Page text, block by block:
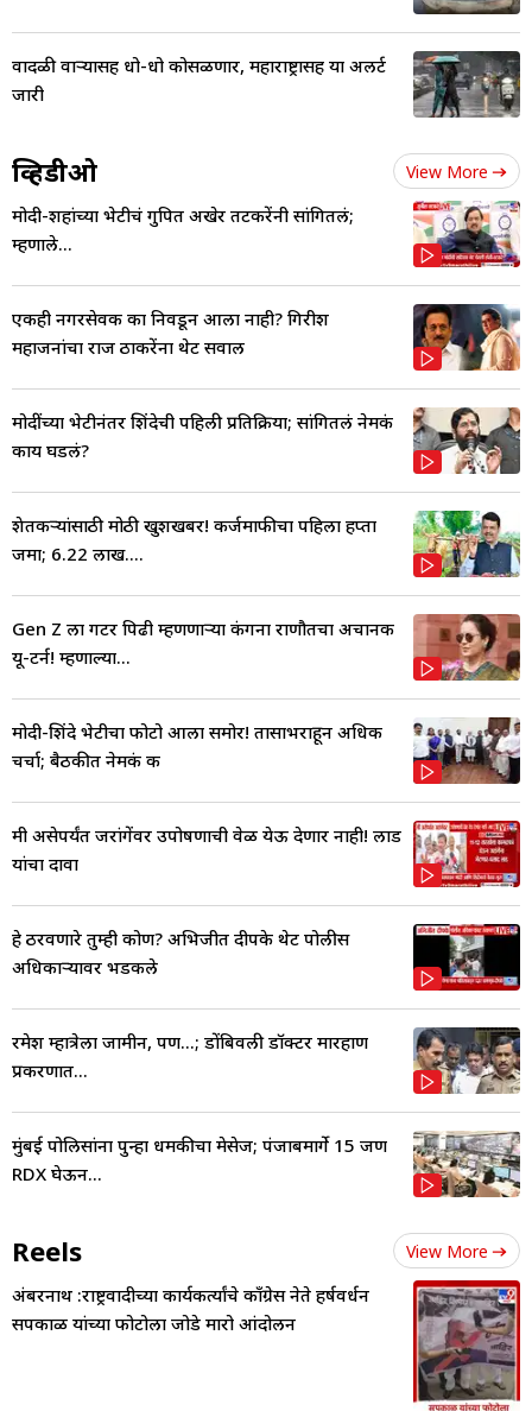
वादळी वाऱ्यासह धो-धो कोसळणार, महाराष्ट्रासह या अलर्ट
जारी
व्हिडीओ View More
मोदी-शहांच्या भेटीचं गुपित अखेर तटकरेंनी सांगितलं;
म्हणाले...
एकही नगरसेवक का निवडून आला नाही? गिरीश
महाजनांचा राज ठाकरेंना थेट सवाल
मोदींच्या भेटीनंतर शिंदेची पहिली प्रतिक्रिया; सांगितलं नेमकं
काय घडलं?
शेतकऱ्यांसाठी मोठी खुशखबर! कर्जमाफीचा पहिला हप्ता
जमा; 6.22 लाख....
Gen Z ला गटर पिढी म्हणणाऱ्या कंगना राणौतचा अचानक
यू-टर्न! म्हणाल्या...
मोदी-शिंदे भेटीचा फोटो आला समोर! तासाभराहून अधिक
चर्चा; बैठकीत नेमकं क
मी असेपर्यंत जरांगेंवर उपोषणाची वेळ येऊ देणार नाही! लाड
यांचा दावा
हे ठरवणारे तुम्ही कोण? अभिजीत दीपके थेट पोलीस
अधिकाऱ्यावर भडकले
रमेश म्हात्रेला जामीन, पण...; डोंबिवली डॉक्टर मारहाण
प्रकरणात...
मुंबई पोलिसांना पुन्हा धमकीचा मेसेज; पंजाबमार्गे 15 जण
RDX घेऊन...
Reels View More
अंबरनाथ :राष्ट्रवादीच्या कार्यकर्त्यांचे काँग्रेस नेते हर्षवर्धन
सपकाळ यांच्या फोटोला जोडे मारो आंदोलन